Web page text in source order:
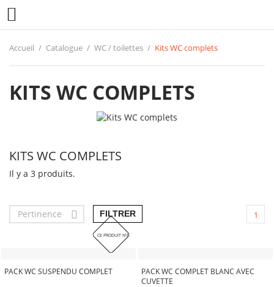

Accueil Catalogue WC / toilettes Kits WC complets
KITS WC COMPLETS
KITS WC COMPLETS
Il y a 3 produits.
Pertinence  FILTRER 1
CE PRODUIT N'EST PLUS EN STOCK
PACK WC SUSPENDU COMPLET
PACK WC COMPLET BLANC AVEC
CUVETTE